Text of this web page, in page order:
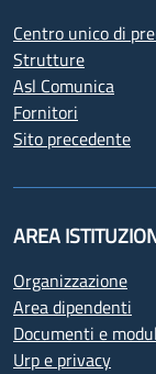
Centro unico di
Strutture
Asl Comunica
Fornitori
Sito precedente
AREA
Organizzazione
Area dipendenti
Documenti e
Urp e privacy